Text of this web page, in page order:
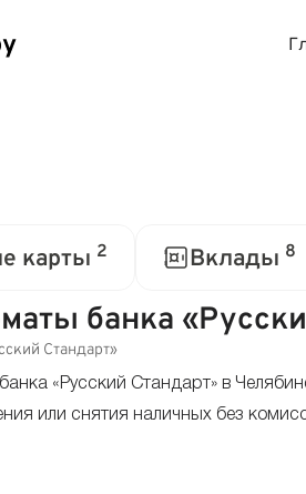
Лучшие займы
Долгосрочные займы
С
Кредитные карты
Беспроцентные
карты 2 Вклады 8
банка
Стандарт»
«Русский Стандарт» в
или снятия наличных без